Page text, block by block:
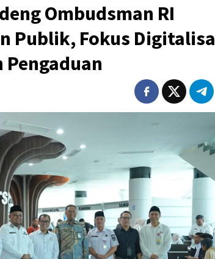
Ombudsman RI
Publik, Fokus
Pengaduan